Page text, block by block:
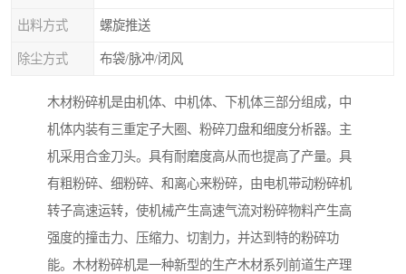
出料方式 螺旋推送
除尘方式 布袋/脉冲/闭风
木材粉碎机是由机体、中机体、下机体三部分组成，中
机体内装有三重定子大圈、粉碎刀盘和细度分析器。主
机采用合金刀头。具有耐磨度高从而也提高了产量。具
有粗粉碎、细粉碎、和离心来粉碎，由电机带动粉碎机
转子高速运转，使机械产生高速气流对粉碎物料产生高
强度的撞击力、压缩力、切割力，并达到特的粉碎功
能。木材粉碎机是一种新型的生产木材系列前道生产理